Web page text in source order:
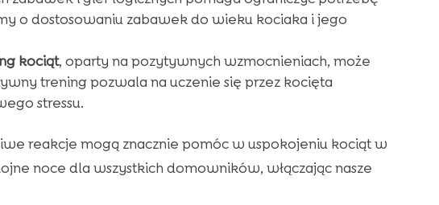
o dostosowaniu zabawek do wieku kociaka i jego
kociąt, oparty na pozytywnych wzmocnieniach, może
trening pozwala na uczenie się przez kocięta
stressu.
reakcje mogą znacznie pomóc w uspokojeniu kociąt w
noce dla wszystkich domowników, włączając nasze